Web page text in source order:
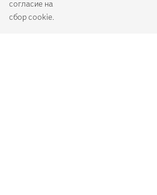
согласие на
сбор cookie.